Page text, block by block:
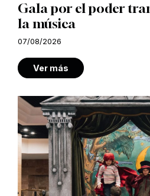
Gala por el poder
la música
07/08/2026
Ver más